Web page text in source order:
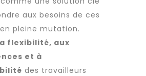
aux besoins de ces
pleine mutation.
flexibilité, aux
et à
des travailleurs